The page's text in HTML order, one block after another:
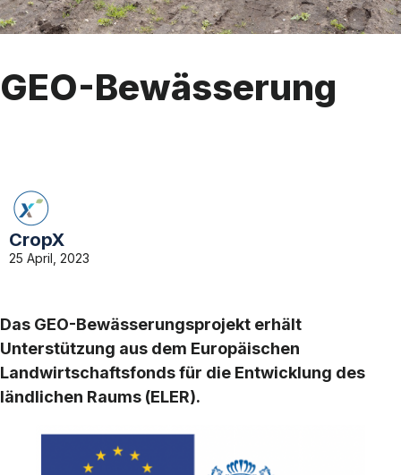
GEO-Bewässerung
CropX
25 April, 2023
Das GEO-Bewässerungsprojekt erhält
Unterstützung aus dem Europäischen
Landwirtschaftsfonds für die Entwicklung des
ländlichen Raums (ELER).